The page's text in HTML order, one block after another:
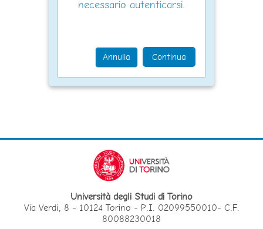
necessario autenticarsi.
Annulla Continua
Università degli Studi di Torino
Via Verdi, 8 - 10124 Torino - P.I. 02099550010- C.F.
80088230018